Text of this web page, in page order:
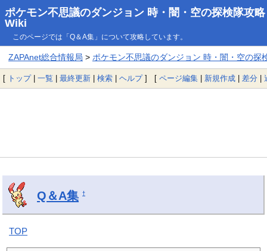
ポケモン不思議のダンジョン 時・闇・空の探検隊攻略
Wiki
このページでは「Q＆A集」について攻略しています。
ZAPAnet総合情報局 > ポケモン不思議のダンジョン 時・闇・空の探
[ トップ| 一覧 | 最終更新 | 検索 | ヘルプ] [ ページ編集 | 新規作成 | 差分 |
Q＆A集 †
TOP